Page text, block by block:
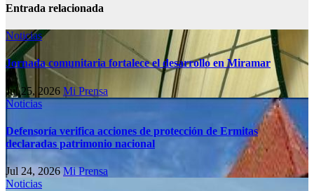
Entrada relacionada
Noticias
Jornada comunitaria fortalece el desarrollo en Miramar
Jul 25, 2026 Mi Prensa
Noticias
Defensoría verifica acciones de protección de Ermitas
declaradas patrimonio nacional
Jul 24, 2026Mi Prensa
Noticias